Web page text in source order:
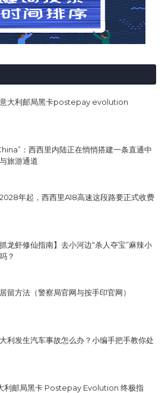
大利邮局黑卡postepay evolution
：西西里内陆正在悄悄搭建一条直通中
旅游通道
年起，西西里A18高速这段路要正式收费
抓龙虾修仙指南】去小河边“杀人夺宝”麻辣小
？
留方法（警察局官网与按手印官网）
发生汽车事故怎么办？小编手把手教你处
利邮局黑卡 Postepay Evolution 终极指